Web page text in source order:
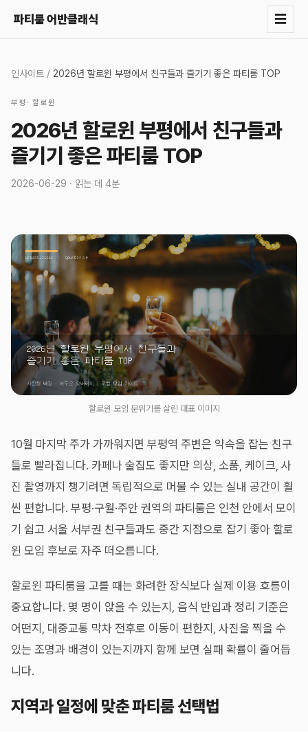
파티룸 어반클래식 ☰
인사이트 / 2026년 할로윈 부평에서 친구들과 즐기기 좋은 파티룸 TOP
부평 ·할로윈
2026년 할로윈 부평에서 친구들과
즐기기 좋은 파티룸 TOP
2026-06-29 · 읽는 데 4분
할로윈 모임 분위기를 살린 대표 이미지
10월 마지막 주가 가까워지면 부평역 주변은 약속을 잡는 친구
들로 빨라집니다. 카페나 술집도 좋지만 의상, 소품, 케이크, 사
진 촬영까지 챙기려면 독립적으로 머물 수 있는 실내 공간이 훨
씬 편합니다. 부평·구월·주안 권역의 파티룸은 인천 안에서 모이
기 쉽고 서울 서부권 친구들과도 중간 지점으로 잡기 좋아 할로
윈 모임 후보로 자주 떠오릅니다.
할로윈 파티룸을 고를 때는 화려한 장식보다 실제 이용 흐름이
중요합니다. 몇 명이 앉을 수 있는지, 음식 반입과 정리 기준은
어떤지, 대중교통 막차 전후로 이동이 편한지, 사진을 찍을 수
있는 조명과 배경이 있는지까지 함께 보면 실패 확률이 줄어듭
니다.
지역과 일정에 맞춘 파티룸 선택법